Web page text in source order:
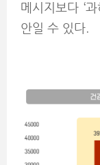
메시지보다 ‘
안일 수 있다.